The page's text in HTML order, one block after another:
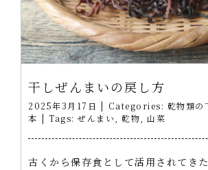
干しぜんまいの戻し方
2025年3月17日 | Categories: 乾物類の
本 | Tags: ぜんまい 乾物 山菜
古くから保存食として活用されてき